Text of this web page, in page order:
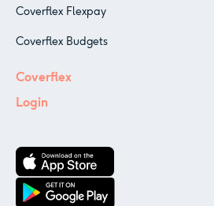
Coverflex Flexpay
Coverflex Budgets
Coverflex
Login